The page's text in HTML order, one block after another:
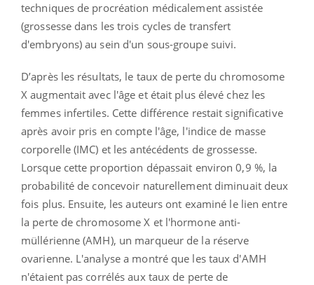
techniques de procréation médicalement assistée
(grossesse dans les trois cycles de transfert
d'embryons) au sein d'un sous-groupe suivi.
D’après les résultats, le taux de perte du chromosome
X augmentait avec l'âge et était plus élevé chez les
femmes infertiles. Cette différence restait significative
après avoir pris en compte l'âge, l'indice de masse
corporelle (IMC) et les antécédents de grossesse.
Lorsque cette proportion dépassait environ 0,9 %, la
probabilité de concevoir naturellement diminuait deux
fois plus. Ensuite, les auteurs ont examiné le lien entre
la perte de chromosome X et l'hormone anti-
müllérienne (AMH), un marqueur de la réserve
ovarienne. L'analyse a montré que les taux d'AMH
n'étaient pas corrélés aux taux de perte de